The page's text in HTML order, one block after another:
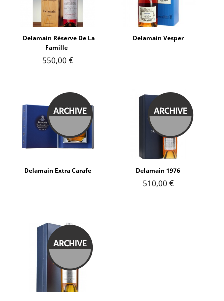
Delamain Réserve De La
Famille
550,00 €
Delamain Vesper
Delamain Extra Carafe Delamain 1976
510,00 €